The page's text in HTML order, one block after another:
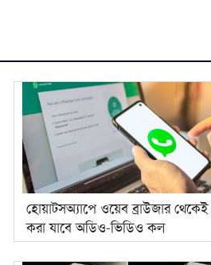
হোয়াটসঅ্যাপে ওয়েব ব্রাউজার থেকেই
করা যাবে অডিও-ভিডিও কল